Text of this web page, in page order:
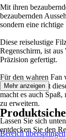
Mit ihren
bezaubernden
sondern eine richtige
Diese reiselustige
Regenschirm, ist
Präzision gefertigt.
Für den wahren Fan
mit Charakter ist
macht es auch
zu erweitern.
Lassen Sie sich
entdecken Sie den
Mehr anzeigen
Bereich überspringen